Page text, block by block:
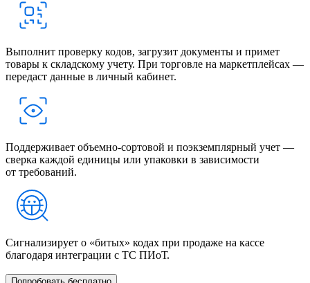
Выполнит проверку кодов, загрузит документы и примет
товары к складскому учету. При торговле на маркетплейсах —
передаст данные в личный кабинет.
Поддерживает объемно-сортовой и поэкземплярный учет —
сверка каждой единицы или упаковки в зависимости
от требований.
Сигнализирует о «битых» кодах при продаже на кассе
благодаря интеграции с ТС ПИоТ.